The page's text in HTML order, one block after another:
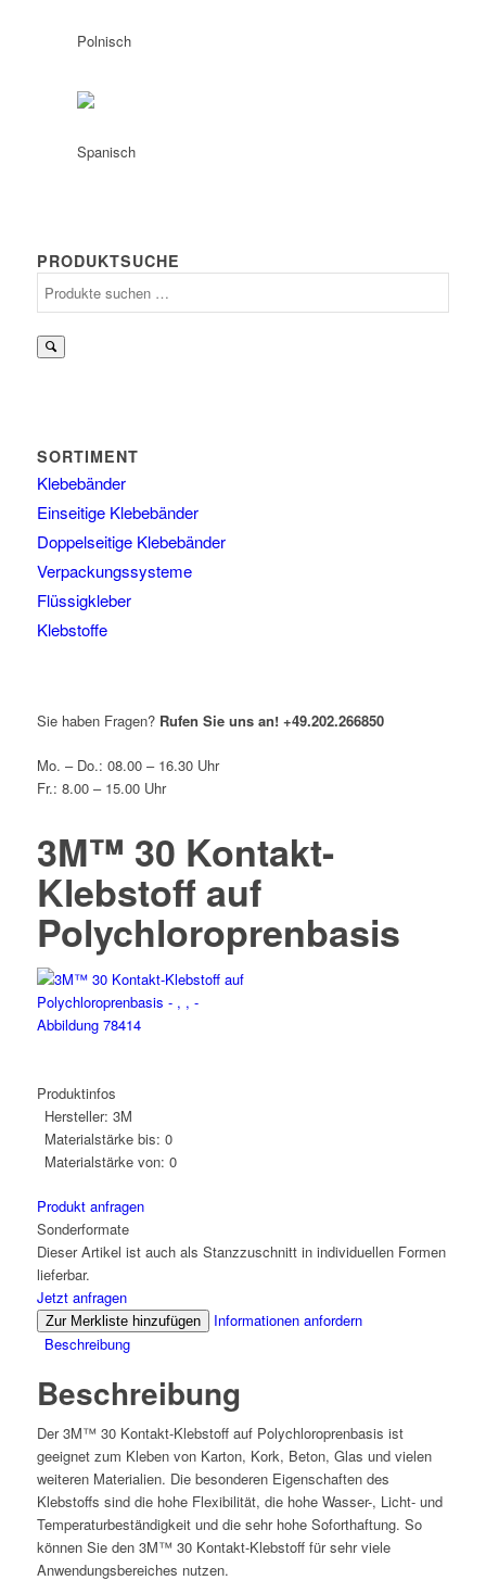
PRODUKTSUCHE
SORTIMENT
Klebebänder
Einseitige Klebebänder
Doppelseitige Klebebänder
Verpackungssysteme
Flüssigkleber
Klebstoffe
Sie haben Fragen? Rufen Sie uns an! +49.202.266850
Mo. – Do.: 08.00 – 16.30 Uhr
Fr.: 8.00 – 15.00 Uhr
3M™ 30 Kontakt-
Klebstoff auf
Polychloroprenbasis
Produktinfos
Hersteller: 3M
Materialstärke bis: 0
Materialstärke von: 0
Produkt anfragen
Sonderformate
Dieser Artikel ist auch als Stanzzuschnitt in individuellen Formen
lieferbar.
Jetzt anfragen
Zur Merkliste hinzufügen
Informationen anfordern
Beschreibung
Beschreibung
Der 3M™ 30 Kontakt-Klebstoff auf Polychloroprenbasis ist
geeignet zum Kleben von Karton, Kork, Beton, Glas und vielen
weiteren Materialien. Die besonderen Eigenschaften des
Klebstoffs sind die hohe Flexibilität, die hohe Wasser-, Licht- und
Temperaturbeständigkeit und die sehr hohe Soforthaftung. So
können Sie den 3M™ 30 Kontakt-Klebstoff für sehr viele
Anwendungsbereiches nutzen.